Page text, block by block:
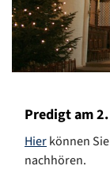
Predigt am
Hierkönnen
nachhören.